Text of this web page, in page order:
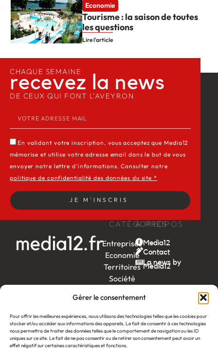
Gérer le consentement
Pour offrir les meilleures expériences, nous utilisons des technologies telles que les cookies pour
stocker et/ou accéder aux informations des appareils. Le fait de consentir à ces technologies
nous permettra de traiter des données telles que le comportement de navigation ou les ID
uniques sur ce site. Le fait de ne pas consentir ou de retirer son consentement peut avoir un
effet négatif sur certaines caractéristiques et fonctions.
Economie
Tourisme : la saison de toutes
les questions
Lire l'article
CATÉGORIES
Entreprises
Economie
Territoires
Société
end
Ambition
by EDF
itw
by
Léa
À PROPOS
Media12
Contact
La news by
Média12
CHAQUE SEMAINE
recevez la news​
DE CEUX QUI FONT L’AVEYRON
En validant votre inscription, vous acceptez que Media12
mémorise et utilise votre adresse email dans le but de vous
envoyer notre lettre d’informations. Consulter notre
politique de confidentialité des données du site *
JE M'INSCRIS